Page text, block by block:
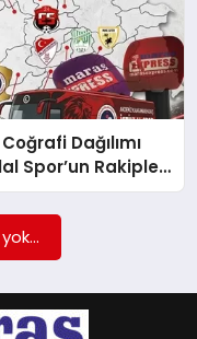
Dağılımı
Spor’un Rakipleri